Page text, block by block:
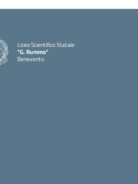
Liceo Scientifico Statale
"G. Rummo"
Benevento